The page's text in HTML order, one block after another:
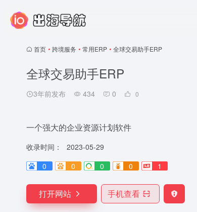
首页 • 跨境服务 • 常用ERP • 全球交易助手ERP
全球交易助手ERP
3年前发布 434 0 0
一个强大的企业资源计划软件
收录时间：
2023-05-29
0
0 0 0 1
打开网站 手机查看